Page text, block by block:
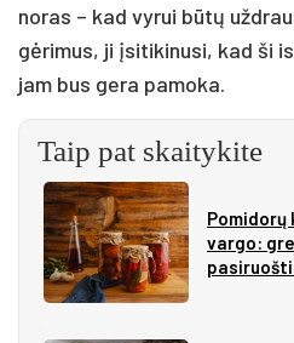
noras – kad vyrui būtų
gėrimus, ji įsitikinusi, kad ši
jam bus gera pamoka.
Taip pat skaitykite
Pomidorų
vargo: